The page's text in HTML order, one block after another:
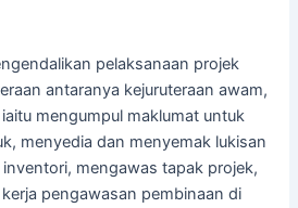
pelaksanaan projek
antaranya kejuruteraan awam,
mengumpul maklumat untuk
menyedia dan menyemak lukisan
mengawas tapak projek,
pengawasan pembinaan di